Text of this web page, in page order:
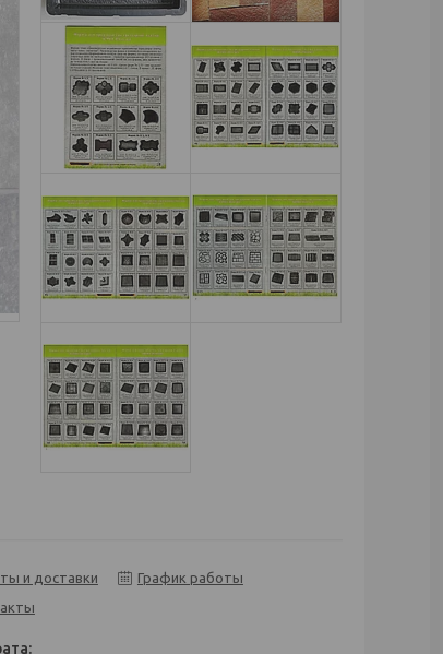
и доставки
График работы